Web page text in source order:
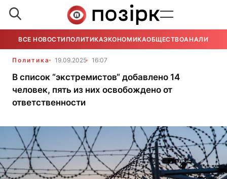
ВСЕ НОВОСТИ ПОЛИТИКАЭКОНОМИКАОБЩЕСТВОАНАЛИТИКА
Политика 19.09.2025 16:07
В список “экстремистов“ добавлено 14
человек, пять из них освобождено от
ответственности